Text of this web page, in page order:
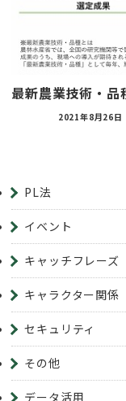
最新農業技術・品
2021年8月26日
PL法
イベント
キャッチフレーズ
キャラクター関係
セキュリティ
その他
データ活用